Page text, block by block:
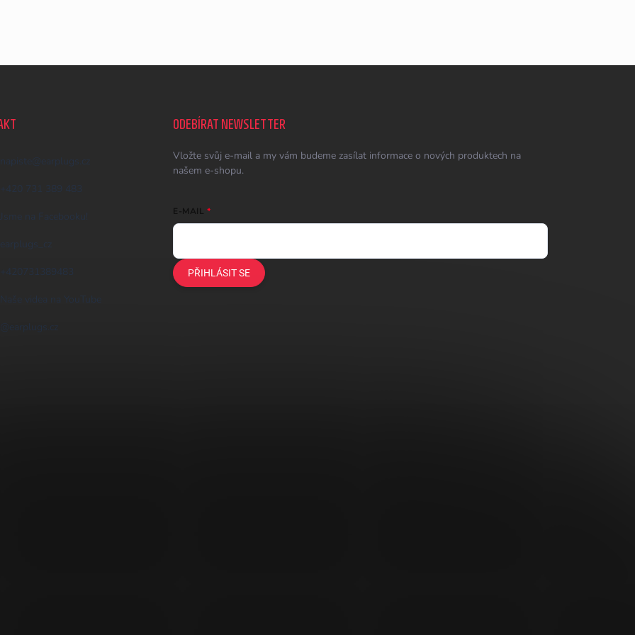
napiste @ earplugs.cz
+420 731 389 483
Jsme na Facebooku!
earplugs_cz
+420731389483
Naše videa na YouTube
@earplugs.cz
ODEBÍRAT NEWSLETTER
Vložte svůj e-mail a my vám budeme zasílat informace o nových produktech na
našem e-shopu.
E-MAIL
PŘIHLÁSIT SE